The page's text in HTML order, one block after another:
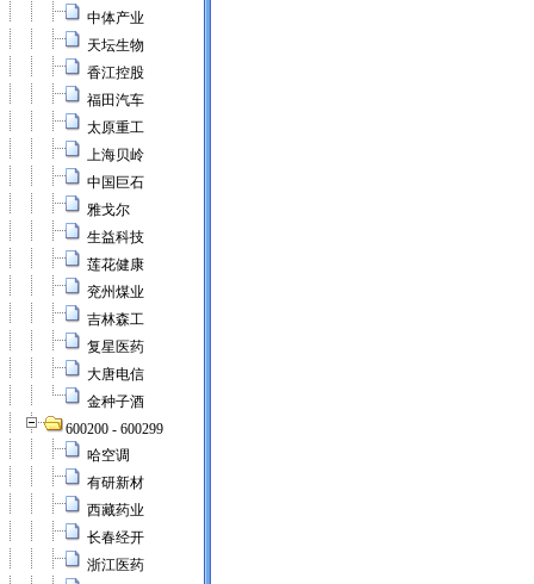
中体产业
天坛生物
香江控股
福田汽车
太原重工
上海贝岭
中国巨石
雅戈尔
生益科技
莲花健康
兖州煤业
吉林森工
复星医药
大唐电信
金种子酒
600200 - 600299
哈空调
有研新材
西藏药业
长春经开
浙江医药